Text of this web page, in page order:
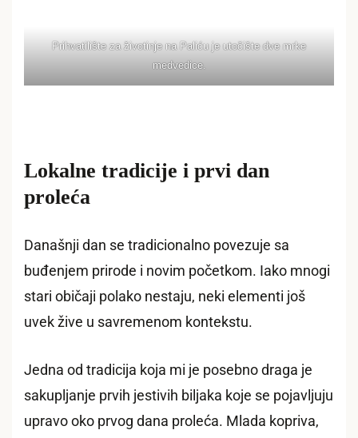
Prihvatilište za životinje na Paliću je utočište dve mrke
medvedice.
Lokalne tradicije i prvi dan
proleća
Današnji dan se tradicionalno povezuje sa
buđenjem prirode i novim početkom. Iako mnogi
stari običaji polako nestaju, neki elementi još
uvek žive u savremenom kontekstu.
Jedna od tradicija koja mi je posebno draga je
sakupljanje prvih jestivih biljaka koje se pojavljuju
upravo oko prvog dana proleća. Mlada kopriva,